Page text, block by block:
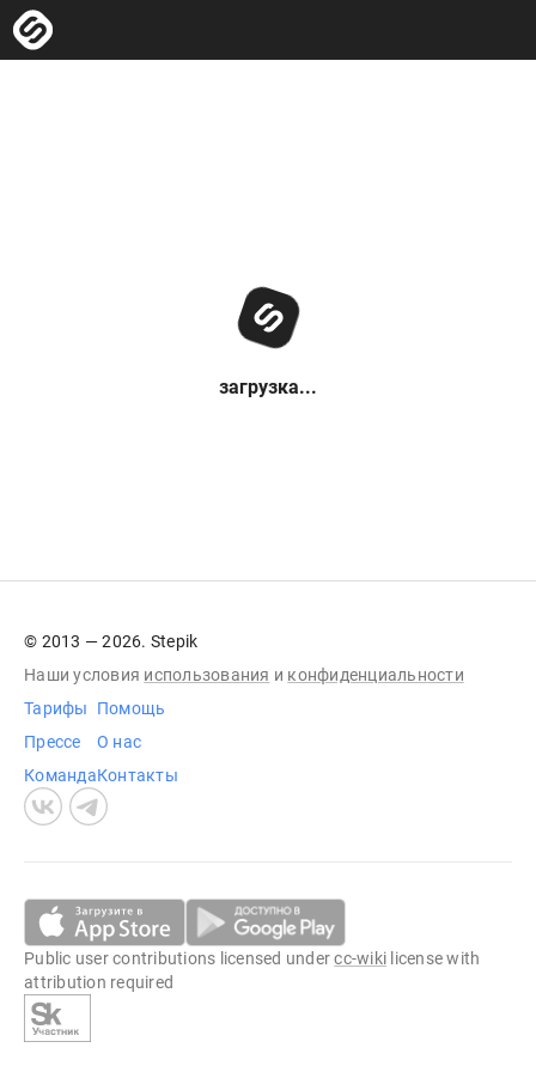
загрузка...
© 2013 — 2026. Stepik
Наши условия использования и конфиденциальности
Тарифы
Прессе
Команда
Помощь
О нас
Контакты
Public user contributions licensed undercc-wiki license with
attribution required